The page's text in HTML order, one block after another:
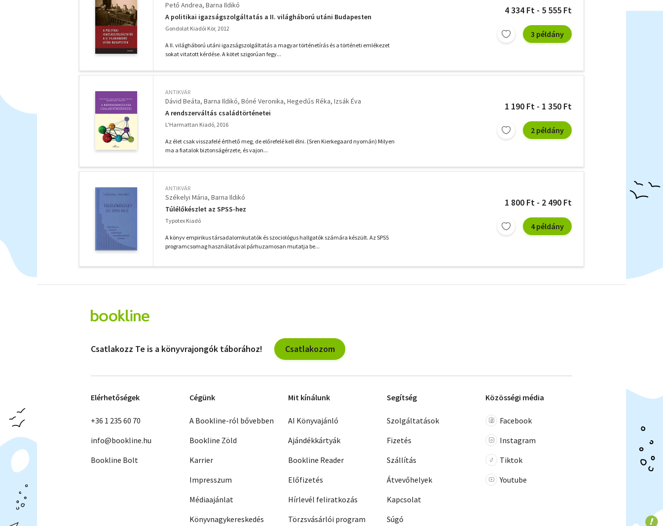
Pető Andrea Barna Ildikó
A politikai igazságszolgáltatás a II. világháború utáni Budapesten
Gondolat Kiadói Kör, 2012
A II. világháború utáni igazságszolgáltatás a magyar történetírás és a történeti emlékezet
sokat vitatott kérdése. A kötet szigorúan fegy...
4 334 Ft - 5 555 Ft
3 példány
ANTIKVÁR
Dávid Beáta Barna Ildikó Bóné Veronika Hegedűs Réka Izsák Éva
A rendszerváltás családtörténetei
L'Harmattan Kiadó, 2016
Az élet csak visszafelé érthető meg, de előrefelé kell élni. (Sren Kierkegaard nyomán) Milyen
ma a fiatalok biztonságérzete, és vajon...
1 190 Ft - 1 350 Ft
2 példány
ANTIKVÁR
Székelyi Mária Barna Ildikó
Túlélőkészlet az SPSS-hez
Typotex Kiadó
A könyv empirikus társadalomkutatók és szociológus hallgatók számára készült. Az SPSS
programcsomag használatával párhuzamosan mutatja be...
1 800 Ft - 2 490 Ft
4 példány
szűrők
Csatlakozz Te is a könyvrajongók táborához! Csatlakozom
Elérhetőségek
+36 1 235 60 70
info@bookline.hu
Bookline Bolt
Cégünk
A Bookline-ról bővebben
Bookline Zöld
Karrier
Impresszum
Médiaajánlat
Könyvnagykereskedés
Mit kínálunk
AI Könyvajánló
Ajándékkártyák
Bookline Reader
Előfizetés
Hírlevél feliratkozás
Törzsvásárlói program
Segítség
Szolgáltatások
Fizetés
Szállítás
Átvevőhelyek
Kapcsolat
Súgó
Közösségi média
Facebook
Instagram
Tiktok
Youtube